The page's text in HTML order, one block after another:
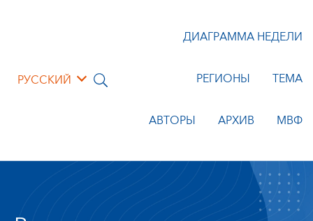
РУССКИЙ
ДИАГРАММА НЕДЕЛИ
РЕГИОНЫ ТЕМА
АВТОРЫ АРХИВ МВФ